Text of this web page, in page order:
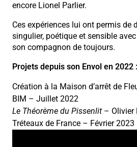
encore Lionel Parlier.
Ces expériences lui ont permis de
singulier, poétique et sensible
son compagnon de toujours.
Projets depuis son Envol en 2022 :
Création à la Maison d’arrêt de
BIM – Juillet 2022
Le Théorème du Pissenlit – Olivier
Tréteaux de France – Février 2023